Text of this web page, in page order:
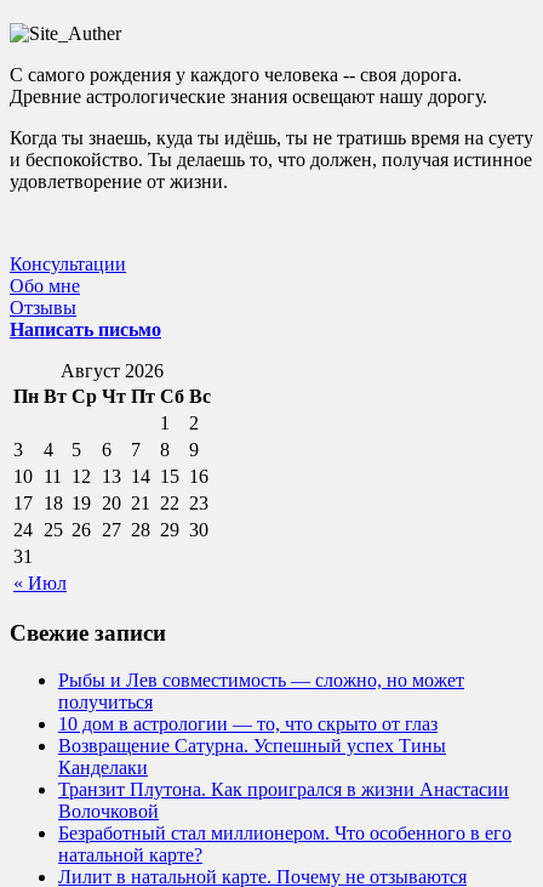
С самого рождения у каждого человека -- своя дорога.
Древние астрологические знания освещают нашу дорогу.
Когда ты знаешь, куда ты идёшь, ты не тратишь время на суету
и беспокойство. Ты делаешь то, что должен, получая истинное
удовлетворение от жизни.
Консультации
Обо мне
Отзывы
Написать письмо
Август 2026
Пн Вт Ср Чт Пт Сб Вс
« Июл
1
2
3
4 5 6 7 8
9
10 11 12 13 14 15 16
17 18 19 20 21 22 23
24 25 26 27 28 29 30
31
Свежие записи
Рыбы и Лев совместимость — сложно, но может
получиться
10 дом в астрологии — то, что скрыто от глаз
Возвращение Сатурна. Успешный успех Тины
Канделаки
Транзит Плутона. Как проигрался в жизни Анастасии
Волочковой
Безработный стал миллионером. Что особенного в его
натальной карте?
Лилит в натальной карте. Почему не отзываются